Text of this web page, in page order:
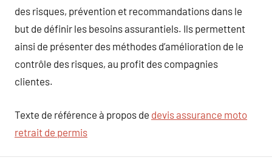
des risques, prévention et recommandations dans le
but de définir les besoins assurantiels. Ils permettent
ainsi de présenter des méthodes d’amélioration de le
contrôle des risques, au profit des compagnies
clientes.
Texte de référence à propos de devis assurance moto
retrait de permis